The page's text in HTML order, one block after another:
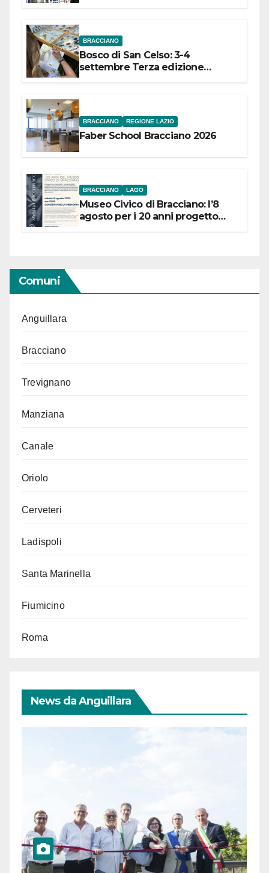
BRACCIANO
Bosco di San Celso: 3-4
settembre Terza edizione
BRACCIANO REGIONE LAZIO
Faber School Bracciano 2026
BRACCIANO LAGO
Museo Civico di Bracciano: l’8
agosto per i 20 anni progetto
Comuni
Anguillara
Bracciano
Trevignano
Manziana
Canale
Oriolo
Cerveteri
Ladispoli
Santa Marinella
Fiumicino
Roma
News da Anguillara